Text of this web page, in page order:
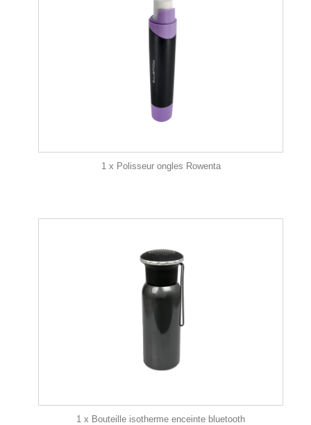
1 x Polisseur ongles Rowenta
1 x Bouteille isotherme enceinte bluetooth